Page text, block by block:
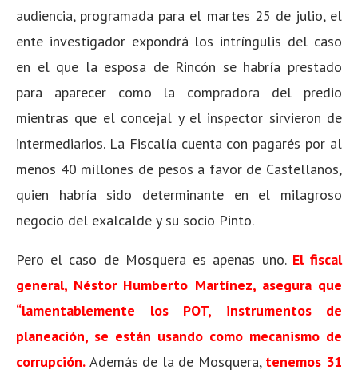
audiencia, programada para el martes 25 de julio, el
ente investigador expondrá los intríngulis del caso
en el que la esposa de Rincón se habría prestado
para aparecer como la compradora del predio
mientras que el concejal y el inspector sirvieron de
intermediarios. La Fiscalía cuenta con pagarés por al
menos 40 millones de pesos a favor de Castellanos,
quien habría sido determinante en el milagroso
negocio del exalcalde y su socio Pinto.
Pero el caso de Mosquera es apenas uno. El fiscal
general, Néstor Humberto Martínez, asegura que
“lamentablemente los POT, instrumentos de
planeación, se están usando como mecanismo de
corrupción. Además de la de Mosquera, tenemos 31